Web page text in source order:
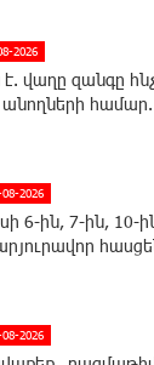
2026
վաղը զանգը
համար.
2026
6-ին, 7-ին, 10-
2026